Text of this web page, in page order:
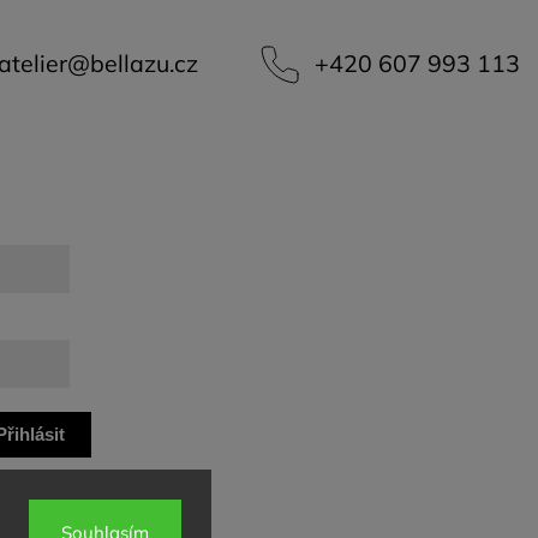
Souhlasím
atelier@bellazu.cz +420 607 993 113